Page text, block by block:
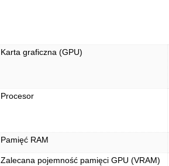
Karta graficzna (GPU)
Procesor
Pamięć RAM
Zalecana pojemność pamięci GPU (VRAM)